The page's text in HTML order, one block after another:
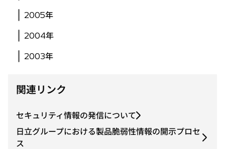
2005年
2004年
2003年
関連リンク
セキュリティ情報の発信について
日立グループにおける製品脆弱性情報の開示プロセ
ス